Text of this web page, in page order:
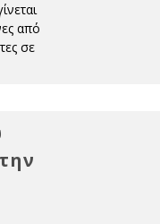
από
σε